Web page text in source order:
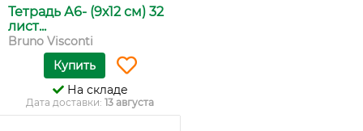
Тетрадь А6- (9х12 см) 32
лист...
Bruno Visconti
Купить
На складе
Дата доставки: 13 августа